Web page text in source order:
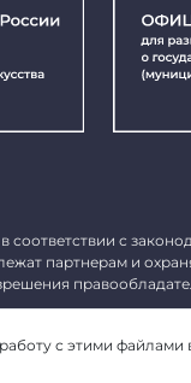
с
партнерам и
с этими файлами